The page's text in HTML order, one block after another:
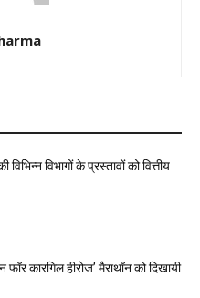
विभागों के प्रस्तावों को वित्तीय
फॉर कारगिल हीरोज’ मैराथॉन को दिखायी